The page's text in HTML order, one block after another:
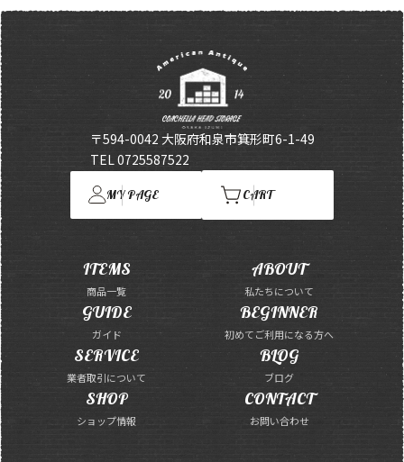
〒594-0042 大阪府和泉市箕形町6-1-49
TEL 0725587522
MY PAGE CART
ITEMS
商品一覧
ABOUT
私たちについて
GUIDE
ガイド
BEGINNER
初めてご利用になる方へ
SERVICE
業者取引について
BLOG
ブログ
SHOP
ショップ情報
CONTACT
お問い合わせ